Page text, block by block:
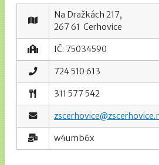
Na Dražkách 217,
267 61 Cerhovice
IČ: 75034590
724 510 613
311 577 542
w4umb6x